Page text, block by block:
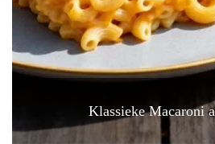
Klassieke Macaroni